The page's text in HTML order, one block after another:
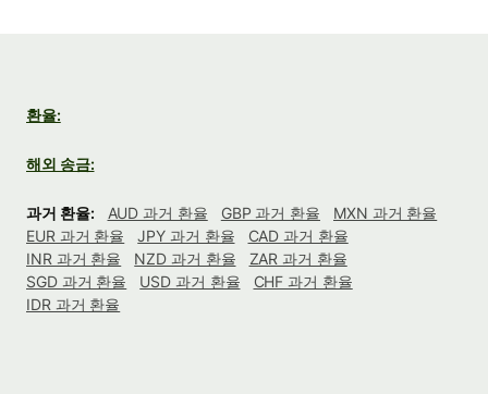
환율:
해외 송금:
과거 환율: AUD 과거 환율 GBP 과거 환율
MXN 과거 환율
EUR 과거 환율
JPY 과거 환율
CAD 과거 환율
INR 과거 환율
NZD 과거 환율
ZAR 과거 환율
SGD 과거 환율
USD 과거 환율
CHF 과거 환율
IDR 과거 환율